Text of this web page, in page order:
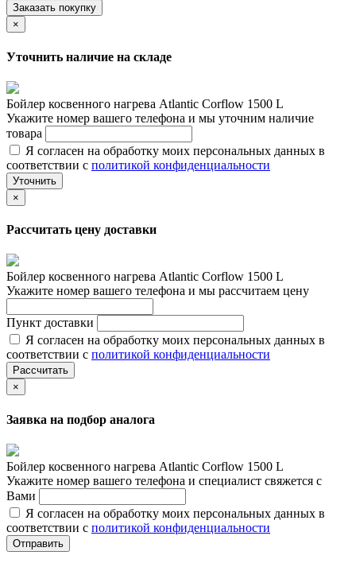
Заказать покупку
×
Уточнить наличие на складе
Бойлер косвенного нагрева Atlantic Corflow 1500 L
Укажите номер вашего телефона и мы уточним наличие
товара
Я согласен на обработку моих персональных данных в
соответствии с политикой конфиденциальности
Уточнить
×
Рассчитать цену доставки
Бойлер косвенного нагрева Atlantic Corflow 1500 L
Укажите номер вашего телефона и мы рассчитаем цену
Пункт доставки
Я согласен на обработку моих персональных данных в
соответствии с политикой конфиденциальности
Рассчитать
×
Заявка на подбор аналога
Бойлер косвенного нагрева Atlantic Corflow 1500 L
Укажите номер вашего телефона и специалист свяжется с
Вами
Я согласен на обработку моих персональных данных в
соответствии с политикой конфиденциальности
Отправить